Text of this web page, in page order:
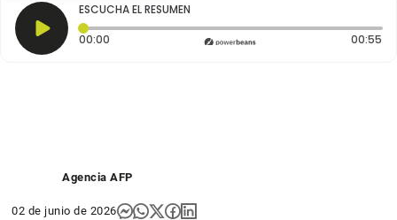
ESCUCHA EL RESUMEN
00:00 Tiempo transcurrido: 0 segundos 00:55
Agencia AFP
02 de junio de 2026